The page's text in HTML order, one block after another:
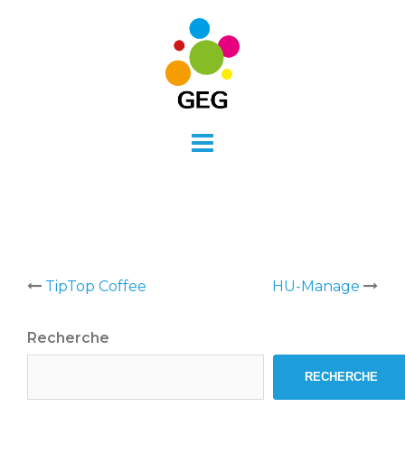
Post
navigation
TipTop Coffee HU-Manage
Recherche
RECHERCHE